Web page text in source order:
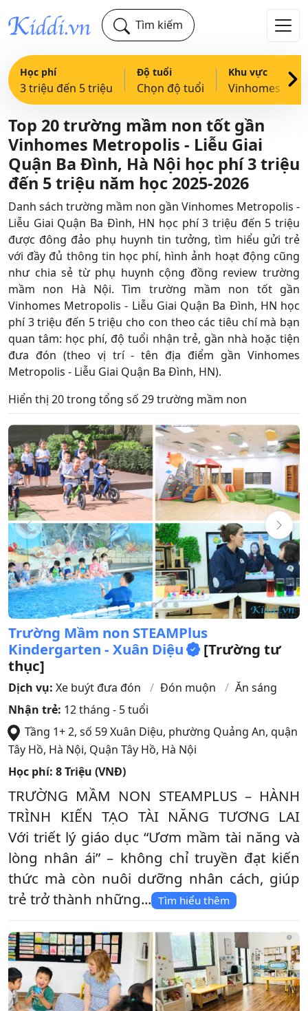
Tìm kiếm
Học phí
3 triệu đến 5 triệu
Độ tuổi
Chọn độ tuổi
Khu vực
Top 20 trường mầm non tốt gần
Vinhomes Metropolis - Liễu Giai
Quận Ba Đình, Hà Nội học phí 3 triệu
đến 5 triệu năm học 2025-2026
Danh sách trường mầm non gần Vinhomes Metropolis -
Liễu Giai Quận Ba Đình, HN học phí 3 triệu đến 5 triệu
được đông đảo phụ huynh tin tưởng, tìm hiểu gửi trẻ
với đầy đủ thông tin học phí, hình ảnh hoạt động cũng
như chia sẻ từ phụ huynh cộng đồng review trường
mầm non Hà Nội. Tìm trường mầm non tốt gần
Vinhomes Metropolis - Liễu Giai Quận Ba Đình, HN học
phí 3 triệu đến 5 triệu cho con theo các tiêu chí mà bạn
quan tâm: học phí, độ tuổi nhận trẻ, gần nhà hoặc tiện
đưa đón (theo vị trí - tên địa điểm gần Vinhomes
Metropolis - Liễu Giai Quận Ba Đình, HN).
Hiển thị 20 trong tổng số 29 trường mầm non
Trường Mầm non STEAMPlus
Kindergarten - Xuân Diệu
[Trường tư
thục]
Dịch vụ: Xe buýt đưa đón Đón muộn
Ăn sáng
Nhận trẻ: 12 tháng - 5 tuổi
Tầng 1+ 2, số 59 Xuân Diệu, phường Quảng An, quận
Tây Hồ, Hà Nội, Quận Tây Hồ, Hà Nội
Học phí: 8 Triệu (VNĐ)
TRƯỜNG MẦM NON STEAMPLUS – HÀNH
TRÌNH KIẾN TẠO TÀI NĂNG TƯƠNG LAI
Với triết lý giáo dục “Ươm mầm tài năng và
lòng nhân ái” – không chỉ truyền đạt kiến
thức mà còn nuôi dưỡng nhân cách, giúp
trẻ trở thành những... Tìm hiểu thêm